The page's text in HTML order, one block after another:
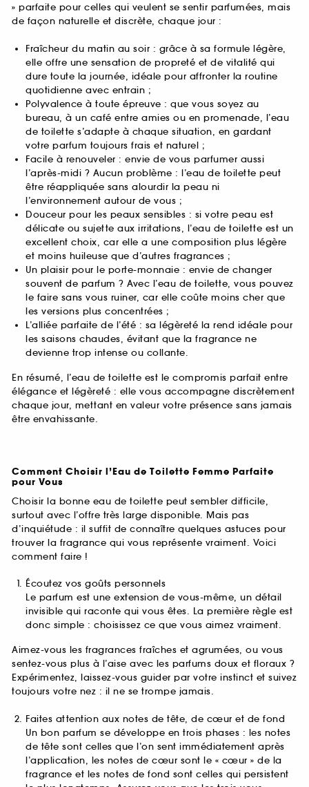
» parfaite pour celles qui veulent se sentir parfumées, mais
de façon naturelle et discrète, chaque jour :
Fraîcheur du matin au soir : grâce à sa formule légère,
elle offre une sensation de propreté et de vitalité qui
dure toute la journée, idéale pour affronter la routine
quotidienne avec entrain ;
Polyvalence à toute épreuve : que vous soyez au
bureau, à un café entre amies ou en promenade, l’eau
de toilette s’adapte à chaque situation, en gardant
votre parfum toujours frais et naturel ;
Facile à renouveler : envie de vous parfumer aussi
l’après-midi ? Aucun problème : l’eau de toilette peut
être réappliquée sans alourdir la peau ni
l’environnement autour de vous ;
Douceur pour les peaux sensibles : si votre peau est
délicate ou sujette aux irritations, l’eau de toilette est un
excellent choix, car elle a une composition plus légère
et moins huileuse que d’autres fragrances ;
Un plaisir pour le porte-monnaie : envie de changer
souvent de parfum ? Avec l’eau de toilette, vous pouvez
le faire sans vous ruiner, car elle coûte moins cher que
les versions plus concentrées ;
L’alliée parfaite de l’été : sa légèreté la rend idéale pour
les saisons chaudes, évitant que la fragrance ne
devienne trop intense ou collante.
En résumé, l’eau de toilette est le compromis parfait entre
élégance et légèreté : elle vous accompagne discrètement
chaque jour, mettant en valeur votre présence sans jamais
être envahissante.
Comment Choisir l’Eau de Toilette Femme Parfaite
pour Vous
Choisir la bonne eau de toilette peut sembler difficile,
surtout avec l’offre très large disponible. Mais pas
d’inquiétude : il suffit de connaître quelques astuces pour
trouver la fragrance qui vous représente vraiment. Voici
comment faire !
Écoutez vos goûts personnels
Le parfum est une extension de vous-même, un détail
invisible qui raconte qui vous êtes. La première règle est
donc simple : choisissez ce que vous aimez vraiment.
Aimez-vous les fragrances fraîches et agrumées, ou vous
sentez-vous plus à l’aise avec les parfums doux et floraux ?
Expérimentez, laissez-vous guider par votre instinct et suivez
toujours votre nez : il ne se trompe jamais.
Faites attention aux notes de tête, de cœur et de fond
Un bon parfum se développe en trois phases : les notes
de tête sont celles que l’on sent immédiatement après
l’application, les notes de cœur sont le « cœur » de la
fragrance et les notes de fond sont celles qui persistent